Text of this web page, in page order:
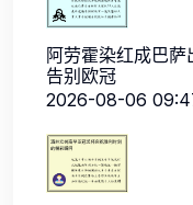
阿劳霍染红成巴
告别欧冠
2026-08-06